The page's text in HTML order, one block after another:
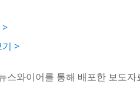
>
>
스와이어를 통해 배포한 보도